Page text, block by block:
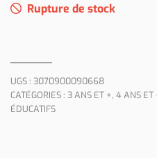
Rupture de stock
UGS : 3070900090668
CATÉGORIES : 3 ANS ET +, 4 ANS ET
ÉDUCATIFS